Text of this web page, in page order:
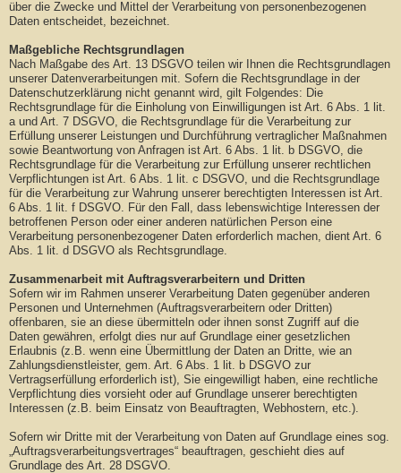
über die Zwecke und Mittel der Verarbeitung von personenbezogenen
Daten entscheidet, bezeichnet.
Maßgebliche Rechtsgrundlagen
Nach Maßgabe des Art. 13 DSGVO teilen wir Ihnen die Rechtsgrundlagen
unserer Datenverarbeitungen mit. Sofern die Rechtsgrundlage in der
Datenschutzerklärung nicht genannt wird, gilt Folgendes: Die
Rechtsgrundlage für die Einholung von Einwilligungen ist Art. 6 Abs. 1 lit.
a und Art. 7 DSGVO, die Rechtsgrundlage für die Verarbeitung zur
Erfüllung unserer Leistungen und Durchführung vertraglicher Maßnahmen
sowie Beantwortung von Anfragen ist Art. 6 Abs. 1 lit. b DSGVO, die
Rechtsgrundlage für die Verarbeitung zur Erfüllung unserer rechtlichen
Verpflichtungen ist Art. 6 Abs. 1 lit. c DSGVO, und die Rechtsgrundlage
für die Verarbeitung zur Wahrung unserer berechtigten Interessen ist Art.
6 Abs. 1 lit. f DSGVO. Für den Fall, dass lebenswichtige Interessen der
betroffenen Person oder einer anderen natürlichen Person eine
Verarbeitung personenbezogener Daten erforderlich machen, dient Art. 6
Abs. 1 lit. d DSGVO als Rechtsgrundlage.
Zusammenarbeit mit Auftragsverarbeitern und Dritten
Sofern wir im Rahmen unserer Verarbeitung Daten gegenüber anderen
Personen und Unternehmen (Auftragsverarbeitern oder Dritten)
offenbaren, sie an diese übermitteln oder ihnen sonst Zugriff auf die
Daten gewähren, erfolgt dies nur auf Grundlage einer gesetzlichen
Erlaubnis (z.B. wenn eine Übermittlung der Daten an Dritte, wie an
Zahlungsdienstleister, gem. Art. 6 Abs. 1 lit. b DSGVO zur
Vertragserfüllung erforderlich ist), Sie eingewilligt haben, eine rechtliche
Verpflichtung dies vorsieht oder auf Grundlage unserer berechtigten
Interessen (z.B. beim Einsatz von Beauftragten, Webhostern, etc.).
Sofern wir Dritte mit der Verarbeitung von Daten auf Grundlage eines sog.
„Auftragsverarbeitungsvertrages“ beauftragen, geschieht dies auf
Grundlage des Art. 28 DSGVO.